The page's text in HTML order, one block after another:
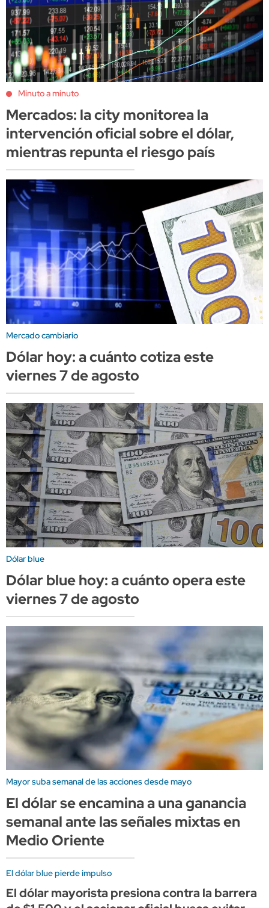
Minuto a minuto
Mercados: la city monitorea la
intervención oficial sobre el dólar,
mientras repunta el riesgo país
Mercado cambiario
Dólar hoy: a cuánto cotiza este
viernes 7 de agosto
Dólar blue
Dólar blue hoy: a cuánto opera este
viernes 7 de agosto
Mayor suba semanal de las acciones desde mayo
El dólar se encamina a una ganancia
semanal ante las señales mixtas en
Medio Oriente
El dólar blue pierde impulso
El dólar mayorista presiona contra la barrera